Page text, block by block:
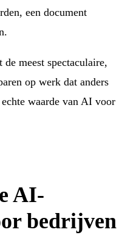
een document
meest spectaculaire,
op werk dat anders
waarde van AI voor
AI-
bedrijven